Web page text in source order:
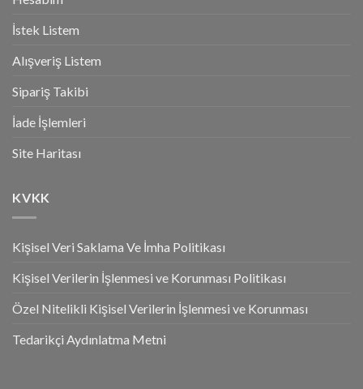
İstek Listem
Alışveriş Listem
Sipariş Takibi
İade İşlemleri
Site Haritası
KVKK
Kişisel Veri Saklama Ve İmha Politikası
Kişisel Verilerin İşlenmesi ve Korunması Politikası
Özel Nitelikli Kişisel Verilerin İşlenmesi ve Korunması
Tedarikçi Aydınlatma Metni